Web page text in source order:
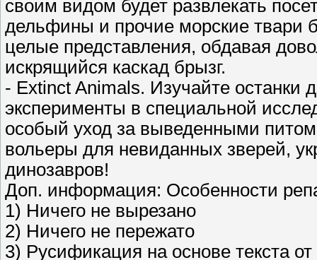
своим видом будет развлекать
дельфины и прочие морские твари
целые представления, обдавая
искрящийся каскад брызг.
- Extinct Animals. Изучайте останки
эксперименты в специальной
особый уход за выведенными
вольеры для невиданных зверей,
динозавров!
Доп. информация: Особенности
1) Ничего не вырезано
2) Ничего не пережато
3) Русификация на основе текста